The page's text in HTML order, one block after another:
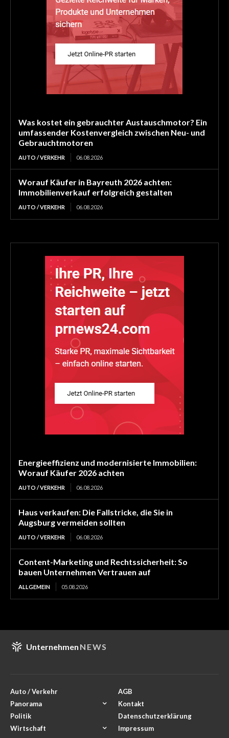
Was kostet ein gebrauchter Austauschmotor? Ein
umfassender Kostenvergleich zwischen Neu- und
Gebrauchtmotoren
AUTO / VERKEHR 06.08.2026
Worauf Käufer in Bayreuth 2026 achten:
Immobilienverkauf erfolgreich gestalten
AUTO / VERKEHR 06.08.2026
Energieeffizienz und modernisierte Immobilien:
Worauf Käufer 2026 achten
AUTO / VERKEHR 06.08.2026
Haus verkaufen: Die Fallstricke, die Sie in
Augsburg vermeiden sollten
AUTO / VERKEHR 06.08.2026
Content-Marketing und Rechtssicherheit: So
bauen Unternehmen Vertrauen auf
ALLGEMEIN 05.08.2026
Unternehmen NEWS
Auto / Verkehr
Panorama
Politik
Wirtschaft
AGB
Kontakt
Datenschutzerklärung
Impressum